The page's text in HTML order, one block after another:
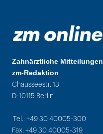
Zahnärztliche Mitteilungen
zm-Redaktion
Chausseestr. 13
D-10115 Berlin
Tel.: +49 30 40005-300
Fax: +49 30 40005-319